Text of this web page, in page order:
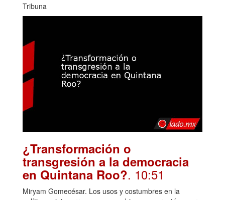
Tribuna
¿Transformación o
transgresión a la democracia
en Quintana Roo?. 10:51
Miryam Gomecésar. Los usos y costumbres en la